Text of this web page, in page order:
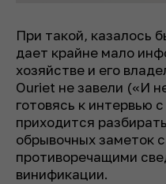
При такой, казалось
дает крайне мало
хозяйстве и его
Ouriet не завели («И
готовясь к интервью
приходится
обрывочных заметок
противоречащими
винификации.